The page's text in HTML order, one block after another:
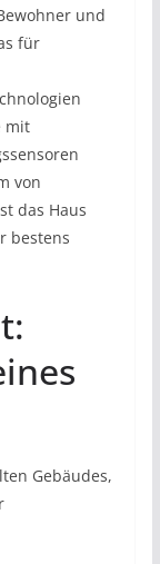
und
für
mit
von
das Haus
bestens
Gebäudes,